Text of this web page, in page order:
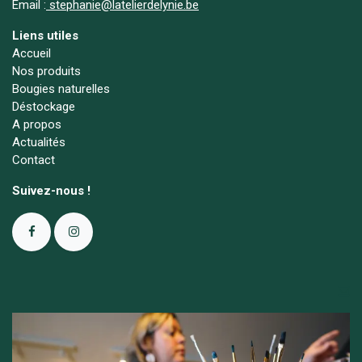
Email : stephanie@latelierdelynie.be
Liens utiles
Accueil
Nos produits
Bougies naturelles
Déstockage
A propos
Actualités
Contact
Suivez-nous !